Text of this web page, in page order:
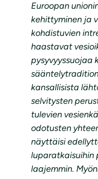
Euroopan
kehittyminen ja
kohdistuvien
haastavat
pysyvyyssuojaa
kansallisista
selvitysten
tulevien
odotusten
näyttäisi
luparatkaisuihin
laajemmin.